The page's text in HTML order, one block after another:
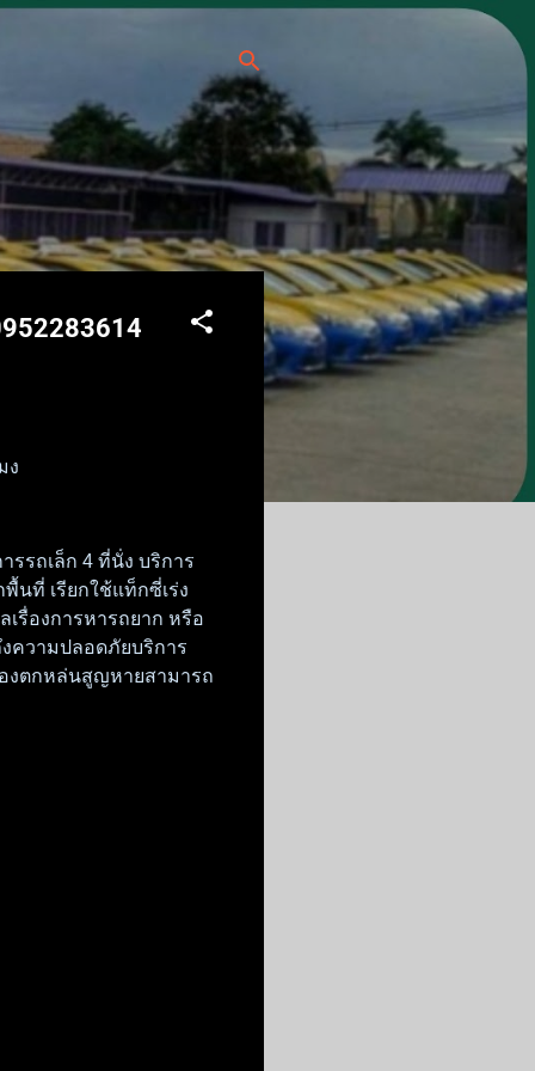
ล่วงหน้า บริการ
หรือจองรถไปสนาม
ห้บริการทุกกิจกรรม
ง
รรถเล็ก 4 ที่นั่ง บริการ
นที่ เรียกใช้แท็กซี่เร่ง
รื่องการหารถยาก หรือ
ความปลอดภัยบริการ
งตกหล่นสูญหายสามารถ